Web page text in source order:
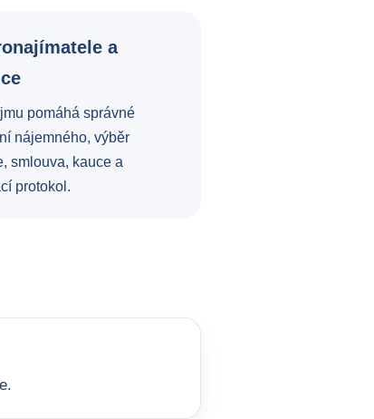
a
pomáhá správné
nájemného, výběr
smlouva, kauce a
protokol.